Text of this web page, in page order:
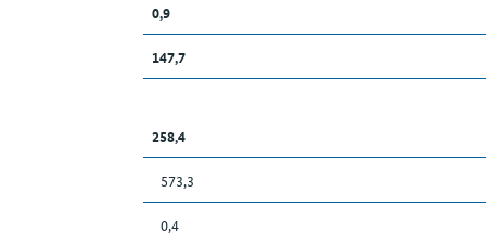
0,9
147,7
258,4
573,3
0,4